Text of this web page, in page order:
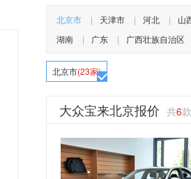
北京市 | 天津市 | 河北 |
山
湖南
| 广东 | 广西壮族自治区
北京市(23家)
大众宝来北京报价 共6款